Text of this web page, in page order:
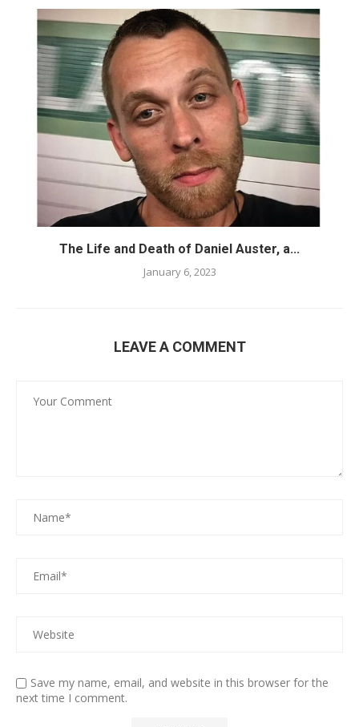
The Life and Death of Daniel Auster, a...
January 6, 2023
LEAVE A COMMENT
Save my name, email, and website in this browser for the
next time I comment.